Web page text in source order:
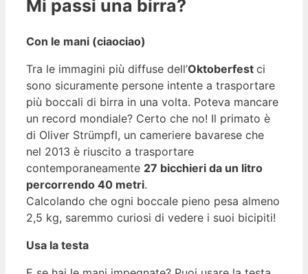
Mi passi una birra?
Con le mani (ciaociao)
Tra le immagini più diffuse dell’Oktoberfest ci
sono sicuramente persone intente a trasportare
più boccali di birra in una volta. Poteva mancare
un record mondiale? Certo che no! Il primato è
di Oliver Strümpfl, un cameriere bavarese che
nel 2013 è riuscito a trasportare
contemporaneamente 27 bicchieri da un litro
percorrendo 40 metri.
Calcolando che ogni boccale pieno pesa almeno
2,5 kg, saremmo curiosi di vedere i suoi bicipiti!
Usa la testa